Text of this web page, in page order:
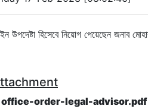
উপদেষ্টা হিসেবে নিয়োগ পেয়েছেন জনাব
office-order-legal-advisor.pdf